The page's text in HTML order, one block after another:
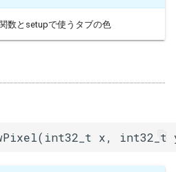
数とsetupで使うタブの色
x,